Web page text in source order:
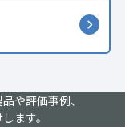
や評価事例、
ます。